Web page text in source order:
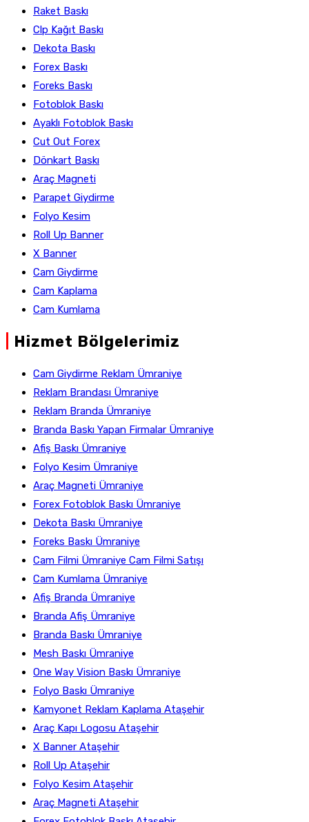
Raket Baskı
Clp Kağıt Baskı
Dekota Baskı
Forex Baskı
Foreks Baskı
Fotoblok Baskı
Ayaklı Fotoblok Baskı
Cut Out Forex
Dönkart Baskı
Araç Magneti
Parapet Giydirme
Folyo Kesim
Roll Up Banner
X Banner
Cam Giydirme
Cam Kaplama
Cam Kumlama
Hizmet Bölgelerimiz
Cam Giydirme Reklam Ümraniye
Reklam Brandası Ümraniye
Reklam Branda Ümraniye
Branda Baskı Yapan Firmalar Ümraniye
Afiş Baskı Ümraniye
Folyo Kesim Ümraniye
Araç Magneti Ümraniye
Forex Fotoblok Baskı Ümraniye
Dekota Baskı Ümraniye
Foreks Baskı Ümraniye
Cam Filmi Ümraniye Cam Filmi Satışı
Cam Kumlama Ümraniye
Afiş Branda Ümraniye
Branda Afiş Ümraniye
Branda Baskı Ümraniye
Mesh Baskı Ümraniye
One Way Vision Baskı Ümraniye
Folyo Baskı Ümraniye
Kamyonet Reklam Kaplama Ataşehir
Araç Kapı Logosu Ataşehir
X Banner Ataşehir
Roll Up Ataşehir
Folyo Kesim Ataşehir
Araç Magneti Ataşehir